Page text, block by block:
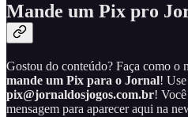
Mande um Pix pro
Gostou do conteúdo? Faça como o
mande um Pix para o Jornal!
pix@jornaldosjogos.com.br!
mensagem para aparecer aqui na